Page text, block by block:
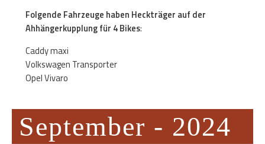
Folgende Fahrzeuge haben Heckträger auf der
Ahhängerkupplung für 4 Bikes:
Caddy maxi
Volkswagen Transporter
Opel Vivaro
September - 2024